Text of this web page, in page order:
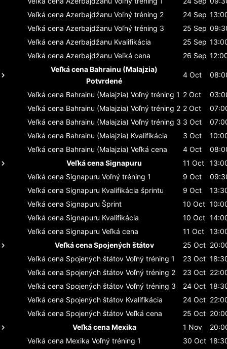
Veľká cena Azerbajdžanu Voľný tréning 2 24 Sep
Veľká cena Azerbajdžanu Voľný tréning 3 25 Sep
Veľká cena Azerbajdžanu Kvalifikácia 25 Sep
Veľká cena Azerbajdžanu Veľká cena 26 Sep
Veľká cena Bahrainu (Malajzia)
Potvrdené
4 Oct
Veľká cena Bahrainu (Malajzia) Voľný tréning 1 2 Oct
Veľká cena Bahrainu (Malajzia) Voľný tréning 2 2 Oct
Veľká cena Bahrainu (Malajzia) Voľný tréning 3 3 Oct
Veľká cena Bahrainu (Malajzia) Kvalifikácia 3 Oct
Veľká cena Bahrainu (Malajzia) Veľká cena 4 Oct
Veľká cena Signapuru
11 Oct
Veľká cena Signapuru Voľný tréning 1 9 Oct
Veľká cena Signapuru Kvalifikácia šprintu 9 Oct
Veľká cena Signapuru Šprint 10 Oct
Veľká cena Signapuru Kvalifikácia 10 Oct
Veľká cena Signapuru Veľká cena 11 Oct
Veľká cena Spojených štátov
25 Oct
Veľká cena Spojených štátov Voľný tréning 1 23 Oct
Veľká cena Spojených štátov Voľný tréning 2 23 Oct
Veľká cena Spojených štátov Voľný tréning 3 24 Oct
Veľká cena Spojených štátov Kvalifikácia 24 Oct
Veľká cena Spojených štátov Veľká cena 25 Oct
Veľká cena Mexika
1 Nov
Veľká cena Mexika Voľný tréning 1 30 Oct